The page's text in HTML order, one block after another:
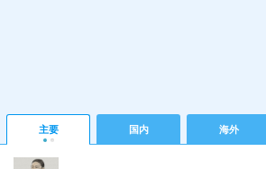
主要 国内 海外